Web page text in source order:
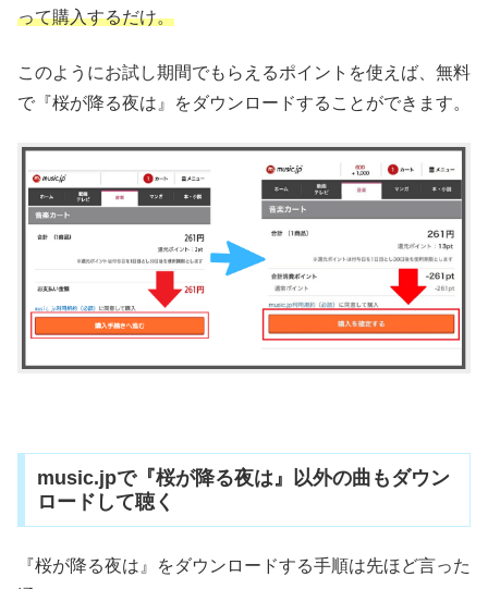
って購入するだけ。
このようにお試し期間でもらえるポイントを使えば、無料
で『桜が降る夜は』をダウンロードすることができます。
music.jpで『桜が降る夜は』以外の曲もダウン
ロードして聴く
『桜が降る夜は』をダウンロードする手順は先ほど言った